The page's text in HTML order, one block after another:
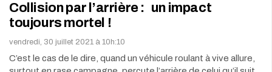
Collision par l’arrière : un impact
toujours mortel !
vendredi, 30 juillet 2021 à 10h:10
C’est le cas de le dire, quand un véhicule roulant à vive allure,